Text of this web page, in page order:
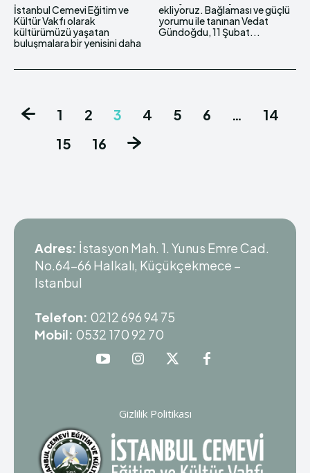
İstanbul Cemevi Eğitim ve
Kültür Vakfı olarak
kültürümüzü yaşatan
buluşmalara bir yenisini daha
ekliyoruz. Bağlaması ve güçlü
yorumu ile tanınan Vedat
Gündoğdu, 11 Şubat...
1 2 3 4 5 6 …
14
15
16
Adres: İstasyon Mah. 1. Yunus Emre Cad.
No.64-66 Halkalı, Küçükçekmece –
Istanbul
Telefon: 0212 696 94 75
Mobil: 0532 170 92 70
Gizlilik Politikası